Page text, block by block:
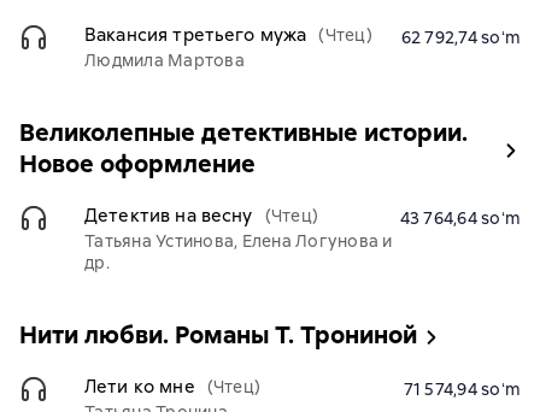
Вакансия третьего мужа (Чтец)
Людмила Мартова
62 792,74 soʻm
Великолепные детективные истории.
Новое оформление
Детектив на весну
(Чтец)
Татьяна Устинова, Елена Логунова и
др.
43 764,64 soʻm
Нити любви. Романы Т. Трониной
Лети ко мне
(Чтец)
71 574,94 soʻm